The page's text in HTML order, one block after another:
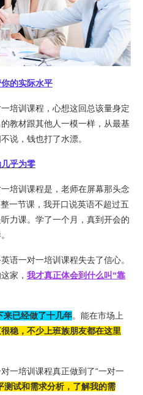
的实际水平
培训课程，心想这回总该量身定
教材跟其他人一模一样，从最基
说，钱也打了水漂。
乎为零
培训课程是，老师在屏幕那头念
一节课，我开口说英语不超过五
力课。学了一个月，真到开会的
语一对一培训课程失去了信心。
家， 我才真正体会到什么叫“靠
来已经做了十几年。能在市场上
稳，不少上班族朋友都在这里
一培训课程真正做到了“一对一
测试和需求分析，了解我的需